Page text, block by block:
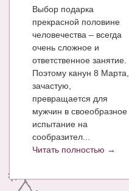
МОДА И КРАСОТА
КОНКУРСЫ
СООБЩЕСТВА
БЛОГИ
БЕРЕМЕННОСТЬ
Энциклопедия
Выбор подарка
прекрасной половине
человечества – всегда
очень сложное и
ответственное занятие.
Поэтому канун 8 Марта,
зачастую,
превращается для
мужчин в своеобразное
испытание на
сообразител...
Читать полностью →